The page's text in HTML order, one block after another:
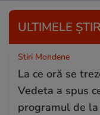
ULTIMELE
Stiri Mondene
La ce oră se
Vedeta a spus
programul de la